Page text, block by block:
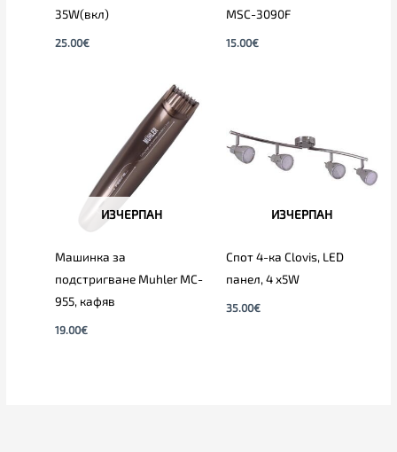
35W(вкл)
25.00€
MSC-3090F
15.00€
ИЗЧЕРПАН
Машинка за
подстригване Muhler MC-
955, кафяв
19.00€
ИЗЧЕРПАН
Спот 4-ка Clovis, LED
панел, 4 х5W
35.00€